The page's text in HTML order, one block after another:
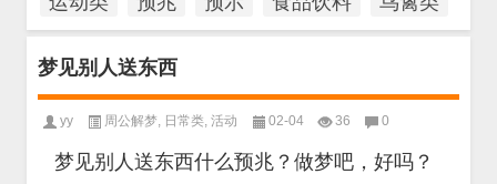
梦见别人送东西
yy 周公解梦, 日常类, 活动 02-04 36 0
梦见别人送东西什么预兆？做梦吧，好吗？